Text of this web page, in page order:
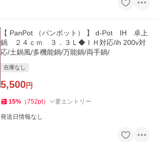
【 PanPot （パンポット） 】 d-Pot IH 卓上
鍋 ２４ｃｍ ３．３Ｌ◆ＩＨ対応/ih 200v対
応/土鍋風/多機能鍋/万能鍋/両手鍋/
在庫なし
5,500円
15% （752pt） 要エントリー
発送日情報なし